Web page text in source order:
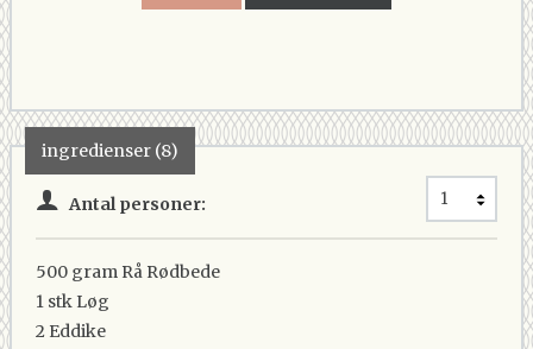
ingredienser (8)
Antal personer:
500 gram Rå Rødbede
1 stk Løg
2 Eddike